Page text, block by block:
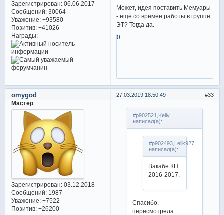
Зарегистрирован: 06.06.2017
Сообщений:30064
Уважение: +93580
Позитив: +41026
Награды:
Может, идея поставить Мемуары
- ещё со времён работы в группе
ЭТ? Тогда да.
0
33
27.03.2019 18:50:49
omygod
Мастер
Зарегистрирован: 03.12.2018
Сообщений:1987
Уважение: +7522
Позитив: +26200
#p902521,Kelly
написал(а):
#p902493,Lelik927
написал(а):
Вакабе КП
2016-2017.
Спасибо,
пересмотрела.